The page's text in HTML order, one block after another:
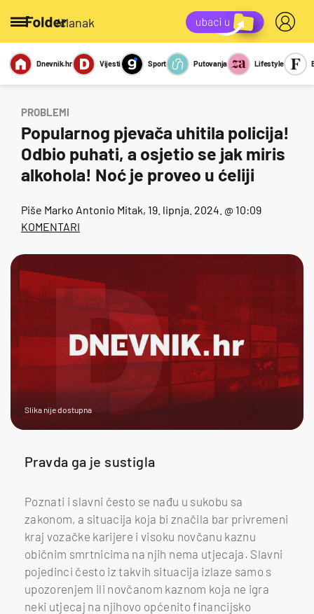
/članak
Miks Kviz
Report
Sexy
Dnevnik.hr Vijesti Sport Putovanja Lifestyle
PROBLEMI
Popularnog pjevača uhitila policija!
Odbio puhati, a osjetio se jak miris
alkohola! Noć je proveo u ćeliji
Piše Marko Antonio Mitak, 19. lipnja. 2024. @ 10:09
KOMENTARI
Slika nije dostupna
Pravda ga je sustigla
Poznati i slavni često se nađu u sukobu sa
zakonom, a situacija koja bi značila bar privremeni
kraj vozačke karijere i visoku novčanu kaznu
običnim smrtnicima na njih nema utjecaja. Slavni
pojedinci često iz takvih situacija izlaze samo s
upozorenjem ili novčanom kaznom koja ne igra
neki utjecaj na njihovo općenito financijsko